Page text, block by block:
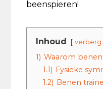
beenspieren!
Inhoud verberg
1) Waarom
1.1) Fysieke
1.2) Benen